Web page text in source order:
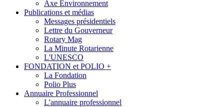
Axe Environnement
Publications et médias
Messages présidentiels
Lettre du Gouverneur
Rotary Mag
La Minute Rotarienne
L'UNESCO
FONDATION et POLIO +
La Fondation
Polio Plus
Annuaire Professionnel
L'annuaire professionnel